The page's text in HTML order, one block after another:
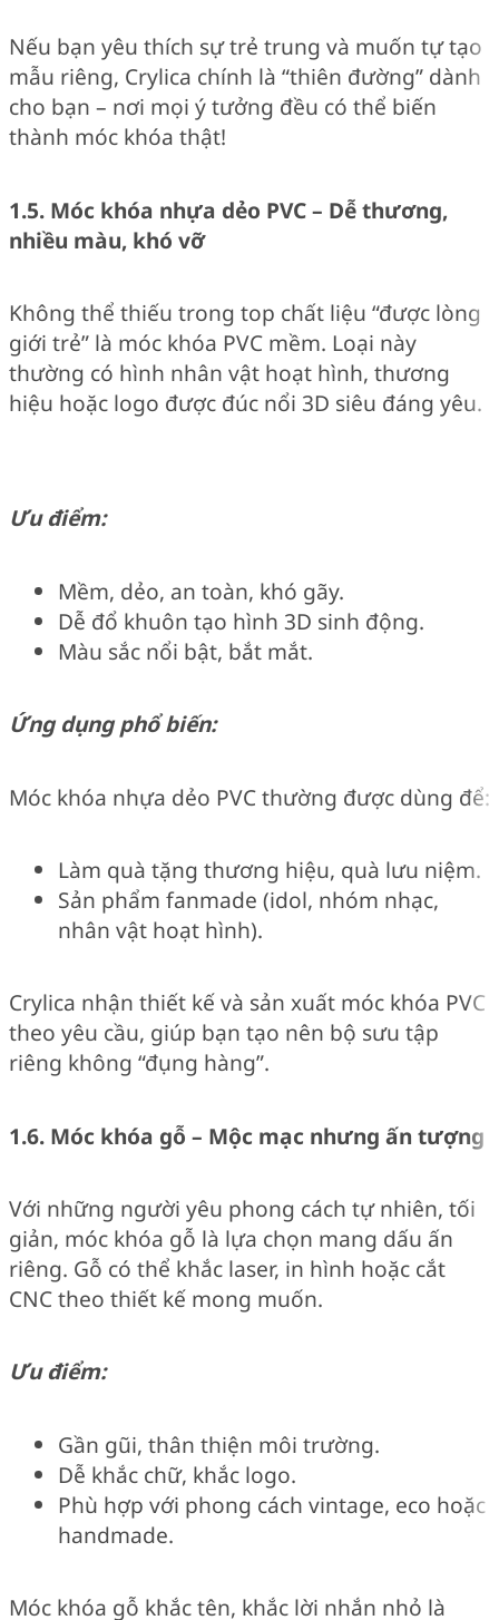
Nếu bạn yêu thích sự trẻ trung và muốn tự tạo
mẫu riêng, Crylica chính là “thiên đường” dành
cho bạn – nơi mọi ý tưởng đều có thể biến
thành móc khóa thật!
1.5. Móc khóa nhựa dẻo PVC – Dễ thương,
nhiều màu, khó vỡ
Không thể thiếu trong top chất liệu “được lòng
giới trẻ” là móc khóa PVC mềm. Loại này
thường có hình nhân vật hoạt hình, thương
hiệu hoặc logo được đúc nổi 3D siêu đáng yêu.
Ưu điểm:
Mềm, dẻo, an toàn, khó gãy.
Dễ đổ khuôn tạo hình 3D sinh động.
Màu sắc nổi bật, bắt mắt.
Ứng dụng phổ biến:
Móc khóa nhựa dẻo PVC thường được dùng để:
Làm quà tặng thương hiệu, quà lưu niệm.
Sản phẩm fanmade (idol, nhóm nhạc,
nhân vật hoạt hình).
Crylica nhận thiết kế và sản xuất móc khóa PVC
theo yêu cầu, giúp bạn tạo nên bộ sưu tập
riêng không “đụng hàng”.
1.6. Móc khóa gỗ – Mộc mạc nhưng ấn tượng
Với những người yêu phong cách tự nhiên, tối
giản, móc khóa gỗ là lựa chọn mang dấu ấn
riêng. Gỗ có thể khắc laser, in hình hoặc cắt
CNC theo thiết kế mong muốn.
Ưu điểm:
Gần gũi, thân thiện môi trường.
Dễ khắc chữ, khắc logo.
Phù hợp với phong cách vintage, eco hoặc
handmade.
Móc khóa gỗ khắc tên, khắc lời nhắn nhỏ là